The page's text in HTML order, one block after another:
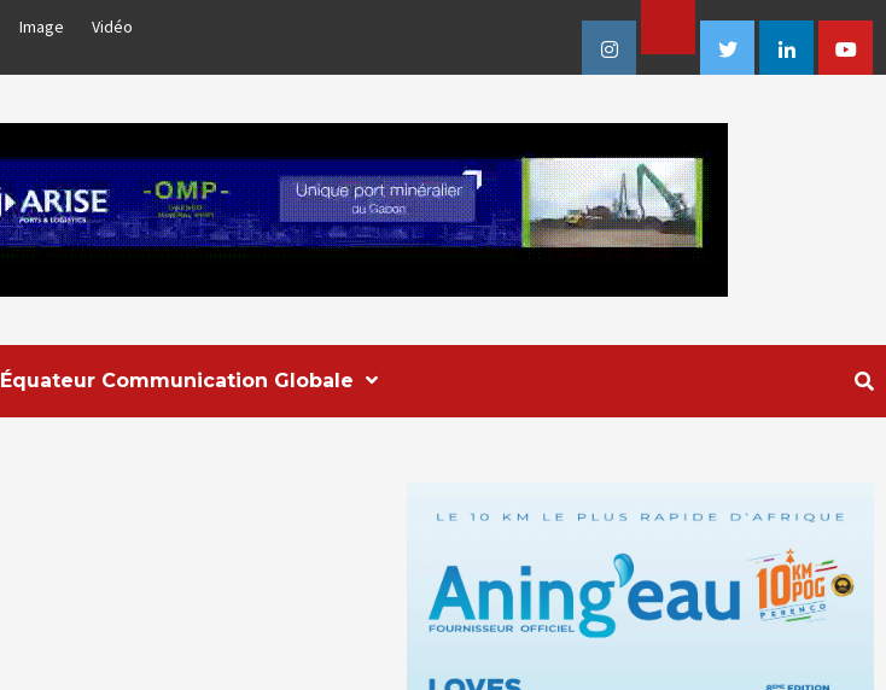
Image Vidéo
Instagram
Facebook
TwitterLinkedin
Équateur Communication Globale